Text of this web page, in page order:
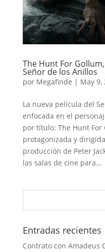
The Hunt For
Señor de los Anillos
por Megafinde | May 9,
La nueva película del
enfocada en el
por título: The Hunt For
protagonizada y
producción de Peter
las salas de cine para...
Entradas recientes
Contrato con Amadeus